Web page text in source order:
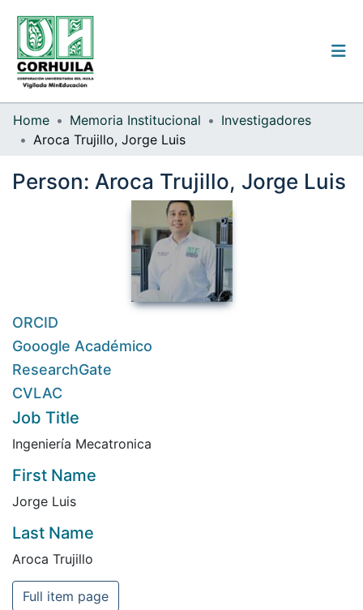
Institutional guidelines
Communities & Collections
All of the repository
(current)
Home Memoria Institucional
Investigadores
Aroca Trujillo, Jorge Luis
Person: Aroca Trujillo, Jorge Luis
ORCID
Gooogle Académico
ResearchGate
CVLAC
Job Title
Ingeniería Mecatronica
First Name
Jorge Luis
Last Name
Aroca Trujillo
Full item page